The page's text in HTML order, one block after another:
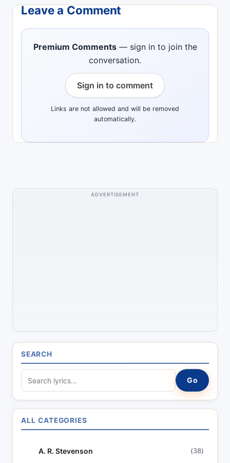
Leave a Comment
Premium Comments— sign in to join the
conversation.
Sign in to comment
Links are not allowed and will be removed
automatically.
ADVERTISEMENT
SEARCH
e
a
r
c
Go
ALL CATEGORIES
A. R. Stevenson (38)